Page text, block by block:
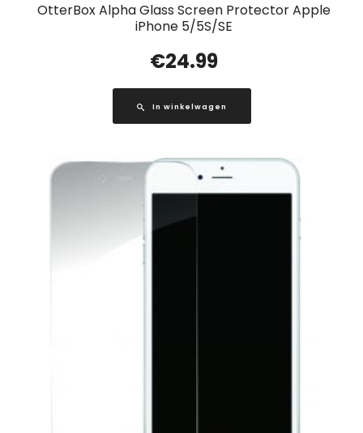
OtterBox Alpha Glass Screen Protector Apple
iPhone 5/5S/SE
€24.99
In winkelwagen